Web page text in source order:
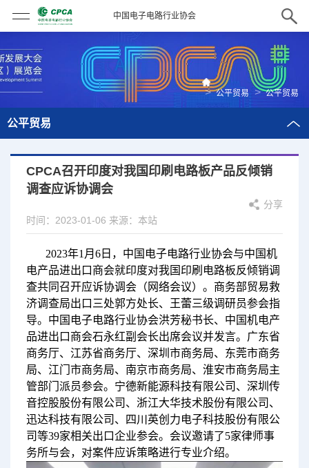
中国电子电路行业协会
> 公平贸易 > 公平贸易
公平贸易
CPCA召开印度对我国印刷电路板产品反倾销
调查应诉协调会
分享
时间：2023-01-06 来源：本站
2023年1月6日，中国电子电路行业协会与中国机
电产品进出口商会就印度对我国印刷电路板反倾销调
查共同召开应诉协调会（网络会议）。商务部贸易救
济调查局出口三处郭方处长、王蕾三级调研员参会指
导。中国电子电路行业协会洪芳秘书长、中国机电产
品进出口商会石永红副会长出席会议并发言。广东省
商务厅、江苏省商务厅、深圳市商务局、东莞市商务
局、江门市商务局、南京市商务局、淮安市商务局主
管部门派员参会。宁德新能源科技有限公司、深圳传
音控股股份有限公司、浙江大华技术股份有限公司、
迅达科技有限公司、四川英创力电子科技股份有限公
司等39家相关出口企业参会。会议邀请了5家律师事
务所与会，对案件应诉策略进行专业介绍。